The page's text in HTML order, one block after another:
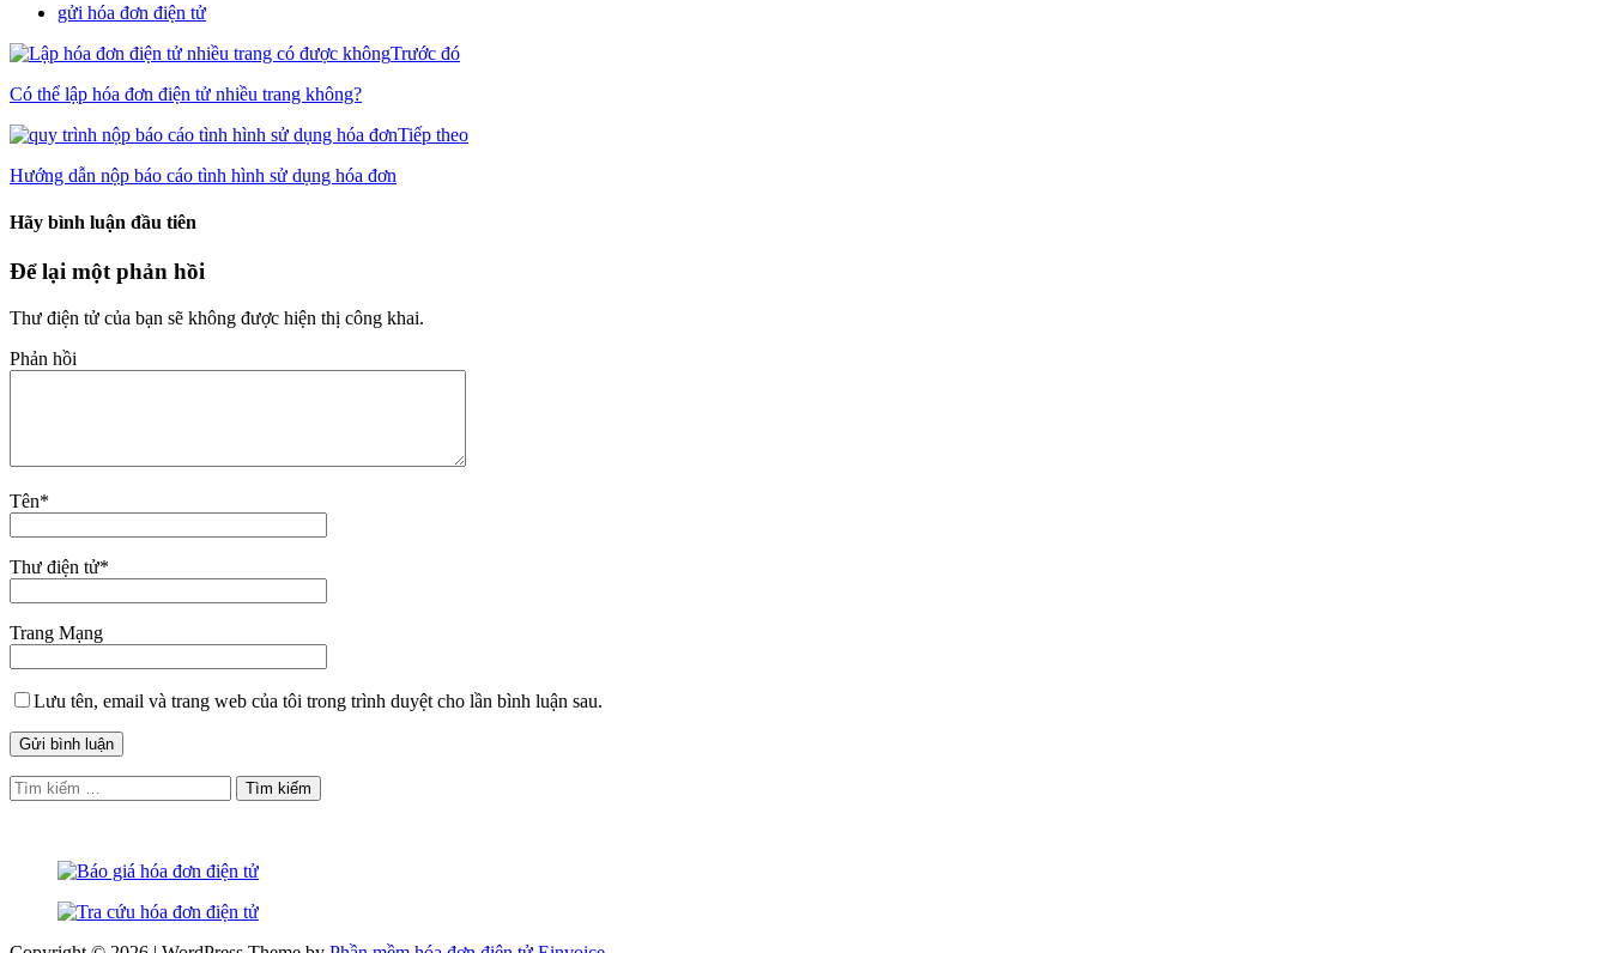
gửi hóa đơn điện tử
Trước đó
Có thể lập hóa đơn điện tử nhiều trang không?
Tiếp theo
Hướng dẫn nộp báo cáo tình hình sử dụng hóa đơn
Hãy bình luận đầu tiên
Để lại một phản hồi
Thư điện tử của bạn sẽ không được hiện thị công khai.
Phản hồi
Tên*
Thư điện tử*
Trang Mạng
Lưu tên, email và trang web của tôi trong trình duyệt cho lần bình luận sau.
Tìm
kiếm